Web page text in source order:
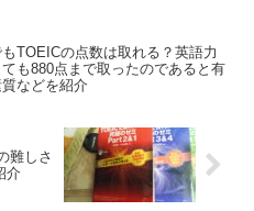
TOEICの点数は取れる？英語力
も880点まで取ったのであると有
などを紹介
難しさ
介